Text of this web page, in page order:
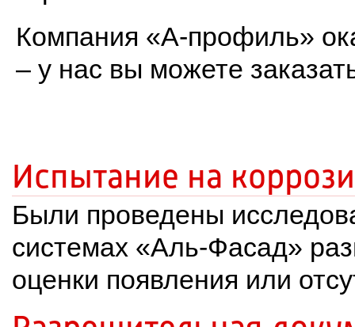
Компания «А-профиль»
– у нас вы можете
Испытание на
Были проведены
системах «Аль-Фасад»
оценки появления или